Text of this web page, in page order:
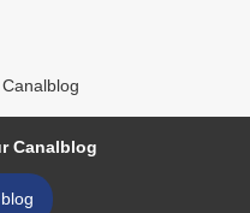
Canalblog